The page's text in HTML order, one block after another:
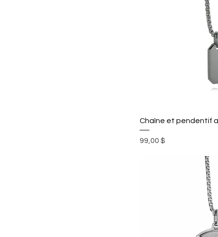
Chaîne et pendentif
Prix
99,00 $